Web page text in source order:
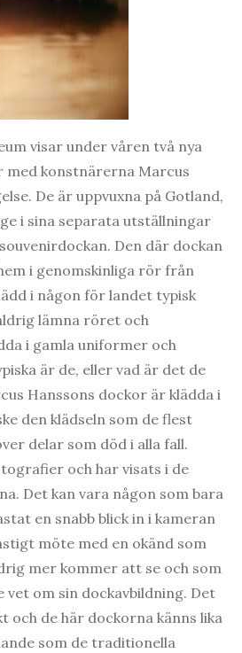
visar under våren två nya
konstnärerna Marcus
De är uppvuxna på Gotland,
i sina separata utställningar
Den där dockan
i genomskinliga rör från
i någon för landet typisk
lämna röret och
i gamla uniformer och
är de, eller vad är det de
Hanssons dockor är klädda i
den klädseln som de flest
delar som död i alla fall.
och har visats i de
Det kan vara någon som bara
en snabb blick in i kameran
möte med en okänd som
mer kommer att se och som
vet om sin dockavbildning. Det
och de här dockorna känns lika
som de traditionella